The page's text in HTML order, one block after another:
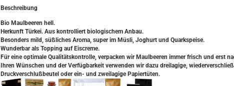
Beschreibung
Bio Maulbeeren hell.
Herkunft Türkei. Aus kontrolliert biologischem Anbau.
Besonders mild, süßliches Aroma, super im Müsli, Joghurt und Quarkspeise.
Wunderbar als Topping auf Eiscreme.
Für eine optimale Qualitätskontrolle, verpacken wir Maulbeeren immer frisch und erst
Ihren Wünschen und der Verfügbarkeit verwenden wir dazu dreilagige,
Druckverschlußbeutel oder ein- und zweilagige Papiertüten.